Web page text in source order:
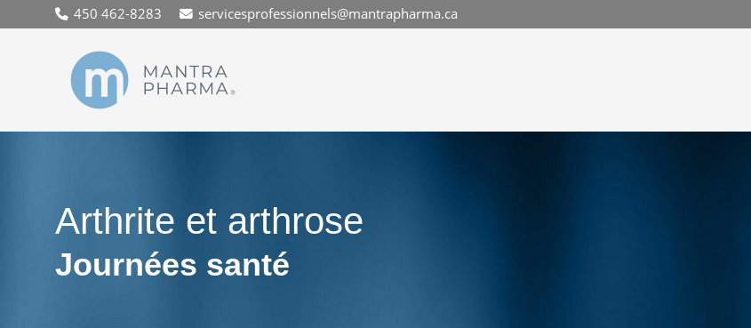
450 462-8283 servicesprofessionnels@mantrapharma.ca
Arthrite et arthrose
Journées santé